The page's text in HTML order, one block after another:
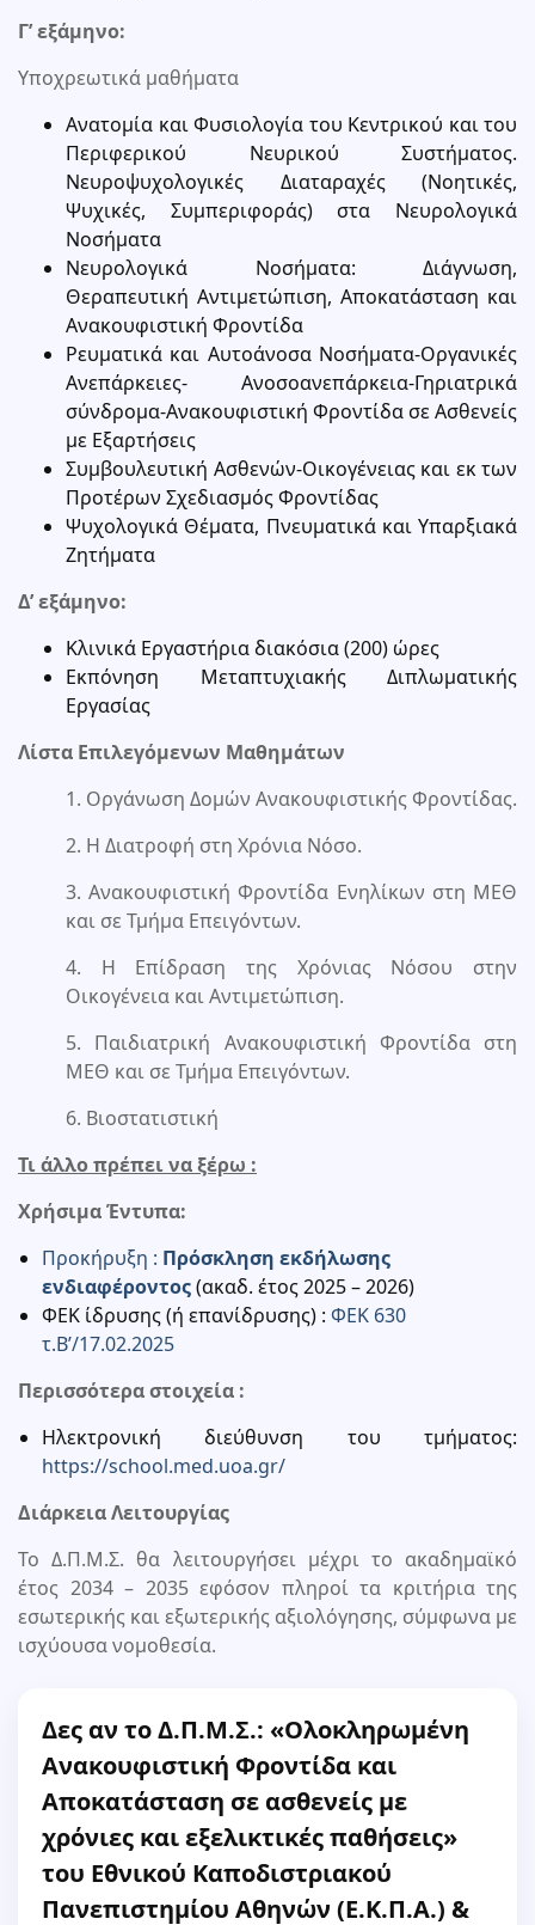
Γ’ εξάμηνο:
Υποχρεωτικά μαθήματα
Ανατομία και Φυσιολογία του Κεντρικού και του
Περιφερικού Νευρικού Συστήματος.
Νευροψυχολογικές Διαταραχές (Νοητικές,
Ψυχικές, Συμπεριφοράς) στα Νευρολογικά
Νοσήματα
Νευρολογικά Νοσήματα: Διάγνωση,
Θεραπευτική Αντιμετώπιση, Αποκατάσταση και
Ανακουφιστική Φροντίδα
Ρευματικά και Αυτοάνοσα Νοσήματα-Οργανικές
Ανεπάρκειες- Ανοσοανεπάρκεια-Γηριατρικά
σύνδρομα-Ανακουφιστική Φροντίδα σε Ασθενείς
με Εξαρτήσεις
Συμβουλευτική Ασθενών-Οικογένειας και εκ των
Προτέρων Σχεδιασμός Φροντίδας
Ψυχολογικά Θέματα, Πνευματικά και Υπαρξιακά
Ζητήματα
Δ’ εξάμηνο:
Κλινικά Εργαστήρια διακόσια (200) ώρες
Εκπόνηση Μεταπτυχιακής Διπλωματικής
Εργασίας
Λίστα Επιλεγόμενων Μαθημάτων
1. Οργάνωση Δομών Ανακουφιστικής Φροντίδας.
2. Η Διατροφή στη Χρόνια Νόσο.
3. Ανακουφιστική Φροντίδα Ενηλίκων στη ΜΕΘ
και σε Τμήμα Επειγόντων.
4. Η Επίδραση της Χρόνιας Νόσου στην
Οικογένεια και Αντιμετώπιση.
5. Παιδιατρική Ανακουφιστική Φροντίδα στη
ΜΕΘ και σε Τμήμα Επειγόντων.
6. Βιοστατιστική
Τι άλλο πρέπει να ξέρω :
Χρήσιμα Έντυπα:
Προκήρυξη : Πρόσκληση εκδήλωσης
ενδιαφέροντος(ακαδ. έτος 2025 – 2026)
ΦΕΚ ίδρυσης (ή επανίδρυσης) : ΦΕΚ 630
τ.Β’/17.02.2025
Περισσότερα στοιχεία :
Ηλεκτρονική διεύθυνση του τμήματος:
https://school.med.uoa.gr/
Διάρκεια Λειτουργίας
Το Δ.Π.Μ.Σ. θα λειτουργήσει μέχρι το ακαδημαϊκό
έτος 2034 – 2035 εφόσον πληροί τα κριτήρια της
εσωτερικής και εξωτερικής αξιολόγησης, σύμφωνα με
ισχύουσα νομοθεσία.
Δες αν το Δ.Π.Μ.Σ.: «Ολοκληρωμένη
Ανακουφιστική Φροντίδα και
Αποκατάσταση σε ασθενείς με
χρόνιες και εξελικτικές παθήσεις»
του Εθνικού Καποδιστριακού
Πανεπιστημίου Αθηνών (Ε.Κ.Π.Α.) &